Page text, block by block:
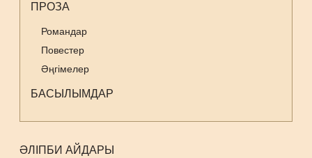
ПРОЗА
Романдар
Повестер
Әңгімелер
БАСЫЛЫМДАР
ӘЛІПБИ АЙДАРЫ